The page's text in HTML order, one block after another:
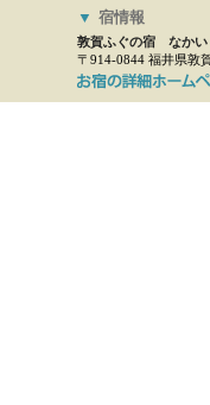
▼ 宿情報
敦賀ふぐの宿 なかい
〒914-0844 福井県敦